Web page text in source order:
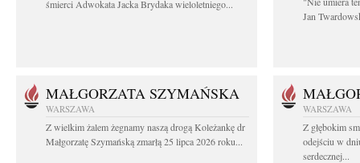
śmierci Adwokata Jacka Brydaka wieloletniego...
Jan
MAŁGORZATA SZYMAŃSKA
WARSZAWA
Z wielkim żalem żegnamy naszą drogą Koleżankę dr
Małgorzatę Szymańską zmarłą 25 lipca 2026 roku...
WARSZAWA
Z głębokim
odejściu w
serdecznej...